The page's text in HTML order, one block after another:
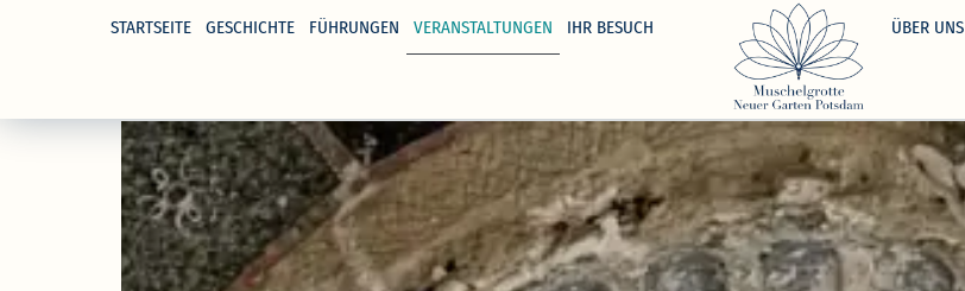
STARTSEITE GESCHICHTE FÜHRUNGEN VERANSTALTUNGEN IHR BESUCH ÜBER UNS